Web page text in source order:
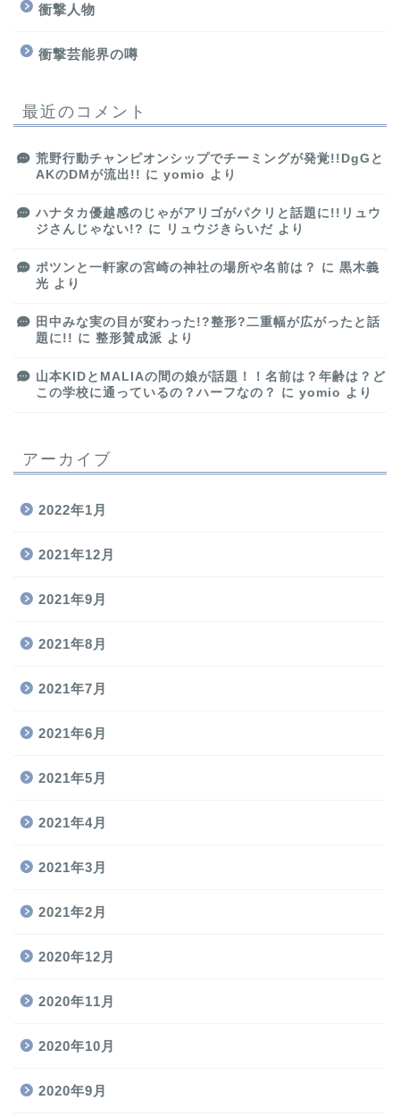
衝撃人物
衝撃芸能界の噂
最近のコメント
荒野行動チャンピオンシップでチーミングが発覚!!DgGと
AKのDMが流出!! に yomio より
ハナタカ優越感のじゃがアリゴがパクリと話題に!!リュウ
ジさんじゃない!? に リュウジきらいだ より
ポツンと一軒家の宮崎の神社の場所や名前は？ に 黒木義
光 より
田中みな実の目が変わった!?整形?二重幅が広がったと話
題に!! に 整形賛成派 より
山本KIDとMALIAの間の娘が話題！！名前は？年齢は？ど
この学校に通っているの？ハーフなの？
に yomio より
アーカイブ
2022年1月
2021年12月
2021年9月
2021年8月
2021年7月
2021年6月
2021年5月
2021年4月
2021年3月
2021年2月
2020年12月
2020年11月
2020年10月
2020年9月